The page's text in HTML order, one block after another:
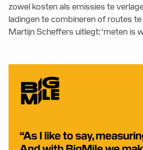
zowel kosten als emissies te
ladingen te combineren of routes
Martijn Scheffers uitlegt: ‘meten is